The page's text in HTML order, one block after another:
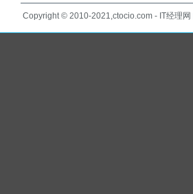
Copyright © 2010-2021,ctocio.com - IT经理网